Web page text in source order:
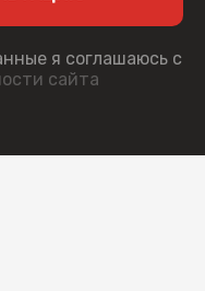
я соглашаюсь с
сайта